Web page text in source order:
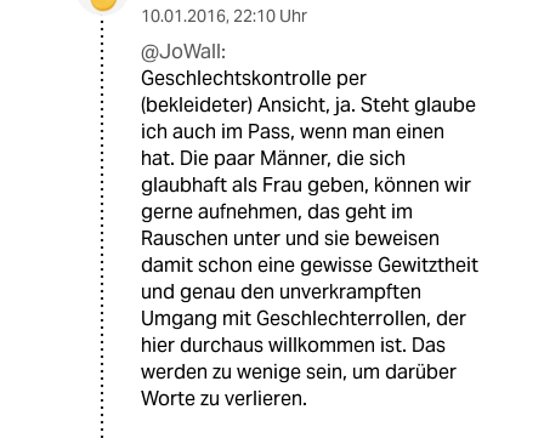
10.01.2016, 22:10 Uhr
@JoWall:
Geschlechtskontrolle per
(bekleideter) Ansicht, ja. Steht glaube
ich auch im Pass, wenn man einen
hat. Die paar Männer, die sich
glaubhaft als Frau geben, können wir
gerne aufnehmen, das geht im
Rauschen unter und sie beweisen
damit schon eine gewisse Gewitztheit
und genau den unverkrampften
Umgang mit Geschlechterrollen, der
hier durchaus willkommen ist. Das
werden zu wenige sein, um darüber
Worte zu verlieren.